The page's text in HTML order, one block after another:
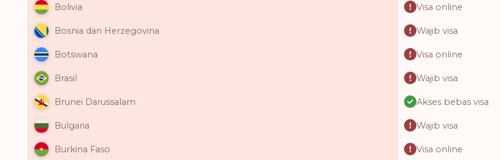
Bolivia Visa online
Bosnia dan Herzegovina Wajib visa
Botswana Visa online
Brasil Wajib visa
Brunei Darussalam Akses bebas visa
Bulgaria Wajib visa
Burkina Faso Visa online